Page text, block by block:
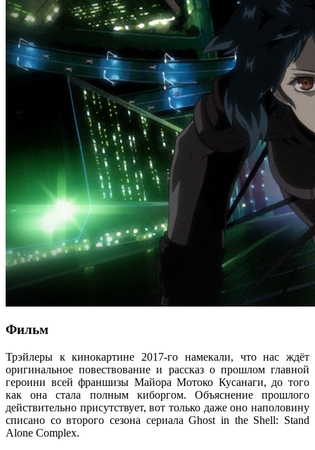
Фильм
Трэйлеры к кинокартине 2017-го намекали, что нас ждёт
оригинальное повествование и рассказ о прошлом главной
героини всей франшизы Майора Мотоко Кусанаги, до того
как она стала полным киборгом. Объяснение прошлого
действительно присутствует, вот только даже оно наполовину
списано со второго сезона сериала Ghost in the Shell: Stand
Alone Complex.